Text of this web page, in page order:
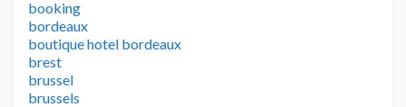
booking
bordeaux
boutique hotel bordeaux
brest
brussel
brussels